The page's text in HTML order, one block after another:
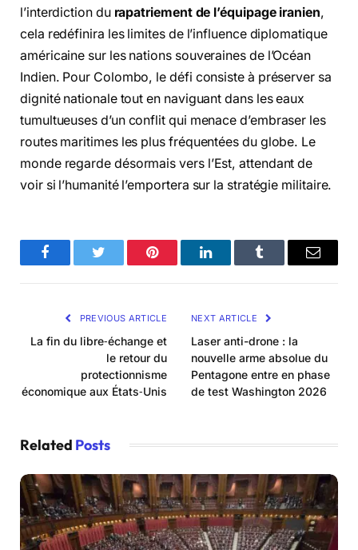
l’interdiction du rapatriement de l’équipage iranien,
cela redéfinira les limites de l’influence diplomatique
américaine sur les nations souveraines de l’Océan
Indien. Pour Colombo, le défi consiste à préserver sa
dignité nationale tout en naviguant dans les eaux
tumultueuses d’un conflit qui menace d’embraser les
routes maritimes les plus fréquentées du globe. Le
monde regarde désormais vers l’Est, attendant de
voir si l’humanité l’emportera sur la stratégie militaire.
FacebookTwitter Pinterest LinkedInTumblr Email
PREVIOUS ARTICLE
La fin du libre‑échange et
le retour du
protectionnisme
économique aux États‑Unis
NEXT ARTICLE
Laser anti-drone : la
nouvelle arme absolue du
Pentagone entre en phase
de test Washington 2026
Related Posts